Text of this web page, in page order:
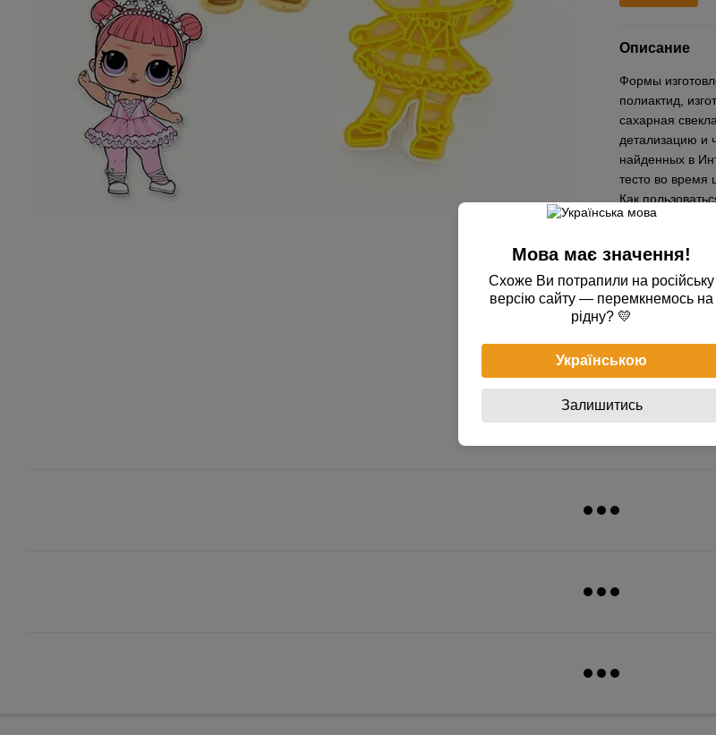
Описание
Формы
полиактид,
сахарная
детализацию и
найденных в
тесто во время
Как
пергаментной
противень,
выдавливаете
прижимать
перед
желательно
для того
УХОДУ ЗА
моющих
типа, а также
Доставка
Мова має значення!
Схоже Ви потрапили на російську
версію сайту — перемкнемось на
рідну? 💛
Українською
Залишитись